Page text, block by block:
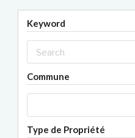
Keyword
Commune
Type de Propriété